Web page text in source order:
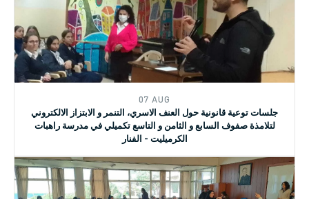
07 AUG
جلسة لعرض ومناقشة القراءة المكتبية حول قرارات مجلس الأمن
المرتبطة بالمرأة والسلام والأمن